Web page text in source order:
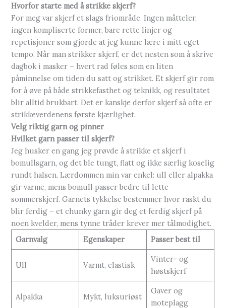
Hvorfor starte med å strikke skjerf?
For meg var skjerf et slags friområde. Ingen måtteler,
ingen kompliserte former, bare rette linjer og
repetisjoner som gjorde at jeg kunne lære i mitt eget
tempo. Når man strikker skjerf, er det nesten som å skrive
dagbok i masker – hvert rad føles som en liten
påminnelse om tiden du satt og strikket. Et skjerf gir rom
for å øve på både strikkefasthet og teknikk, og resultatet
blir alltid brukbart. Det er kanskje derfor skjerf så ofte er
strikkeverdenens første kjærlighet.
Velg riktig garn og pinner
Hvilket garn passer til skjerf?
Jeg husker en gang jeg prøvde å strikke et skjerf i
bomullsgarn, og det ble tungt, flatt og ikke særlig koselig
rundt halsen. Lærdommen min var enkel: ull eller alpakka
gir varme, mens bomull passer bedre til lette
sommerskjerf. Garnets tykkelse bestemmer hvor raskt du
blir ferdig – et chunky garn gir deg et ferdig skjerf på
noen kvelder, mens tynne tråder krever mer tålmodighet.
Garnvalg
Egenskaper Passer best til
Ull Varmt, elastisk
Vinter- og
høstskjerf
Alpakka Mykt, luksuriøst
Gaver og
moteplagg